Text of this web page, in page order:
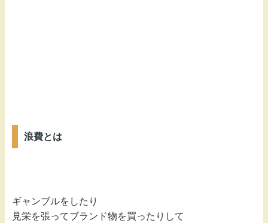
浪費とは
ギャンブルをしたり
見栄を張ってブランド物を買ったりして